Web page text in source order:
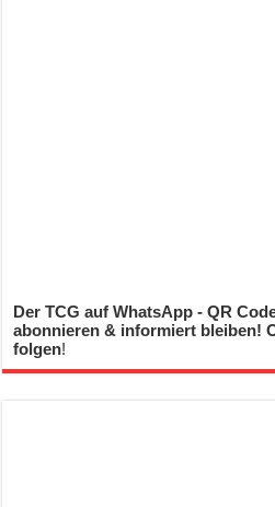
Der TCG auf WhatsApp - QR
abonnieren & informiert bleiben!
folgen!